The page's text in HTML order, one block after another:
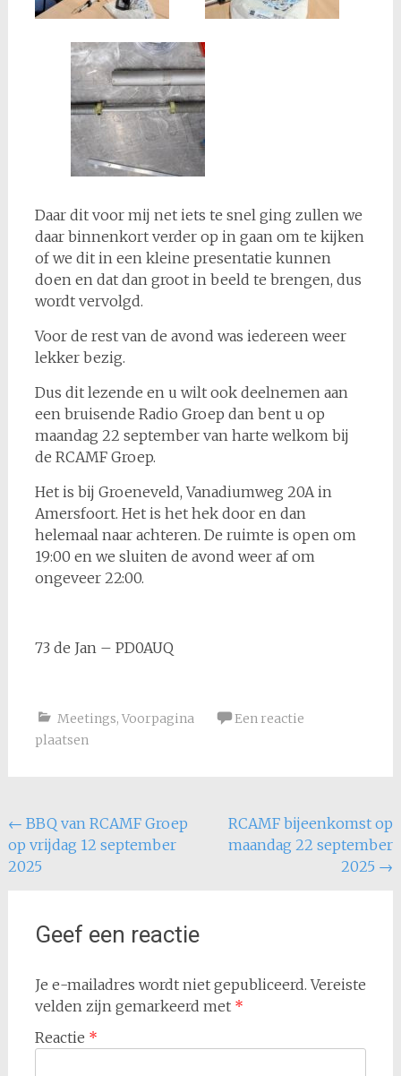
Daar dit voor mij net iets te snel ging zullen we
daar binnenkort verder op in gaan om te kijken
of we dit in een kleine presentatie kunnen
doen en dat dan groot in beeld te brengen, dus
wordt vervolgd.
Voor de rest van de avond was iedereen weer
lekker bezig.
Dus dit lezende en u wilt ook deelnemen aan
een bruisende Radio Groep dan bent u op
maandag 22 september van harte welkom bij
de RCAMF Groep.
Het is bij Groeneveld, Vanadiumweg 20A in
Amersfoort. Het is het hek door en dan
helemaal naar achteren. De ruimte is open om
19:00 en we sluiten de avond weer af om
ongeveer 22:00.
73 de Jan – PD0AUQ
Meetings, Voorpagina
Een reactie
plaatsen
Bericht
navigatie
← BBQ van RCAMF Groep
op vrijdag 12 september
2025
RCAMF bijeenkomst op
maandag 22 september
2025 →
Geef een reactie
Je e-mailadres wordt niet gepubliceerd. Vereiste
velden zijn gemarkeerd met *
Reactie *